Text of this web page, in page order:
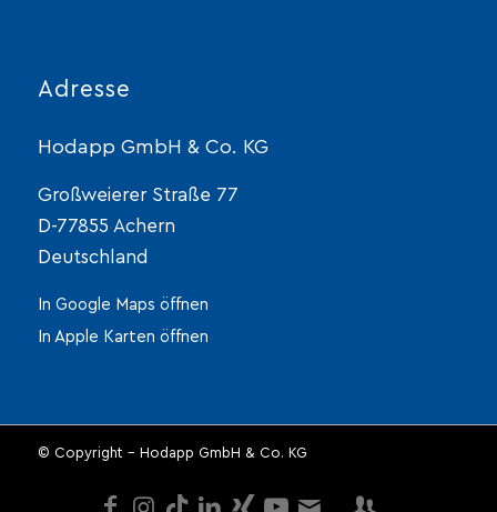
Adresse
Hodapp GmbH & Co. KG
Großweierer Straße 77
D-77855 Achern
Deutschland
In Google Maps öffnen
In Apple Karten öffnen
© Copyright - Hodapp GmbH & Co. KG